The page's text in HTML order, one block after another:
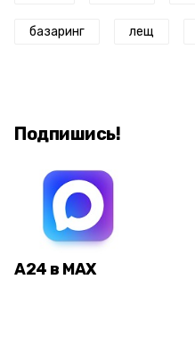
базаринг лещ
Подпишись!
А24 в MAX